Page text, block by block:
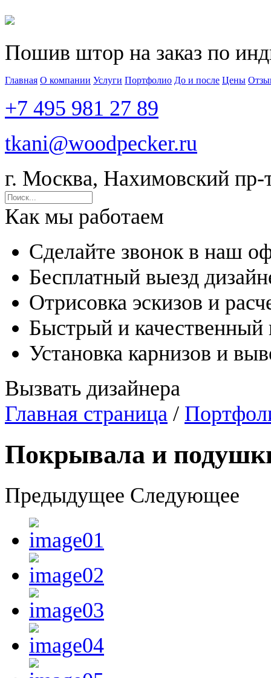
Пошив штор на заказ по
Главная О компании Услуги Портфолио До и после Цены
+7 495 981 27 89
tkani@woodpecker.ru
г. Москва, Нахимовский пр-
Как мы работаем
Сделайте звонок в наш
Бесплатный выезд
Отрисовка эскизов и
Быстрый и
Установка карнизов и
Вызвать дизайнера
Главная страница /
Покрывала и
Предыдущее Следующее